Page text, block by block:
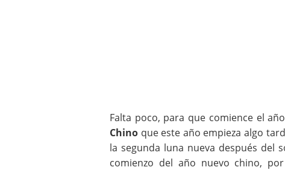
Falta poco, para que comience el
Chino que este año empieza algo
la segunda luna nueva después del
comienzo del año nuevo chino,